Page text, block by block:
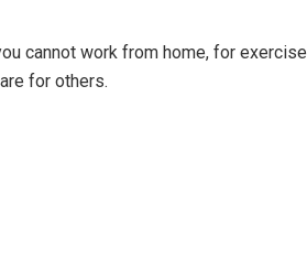
cannot work from home, for exercise
for others.